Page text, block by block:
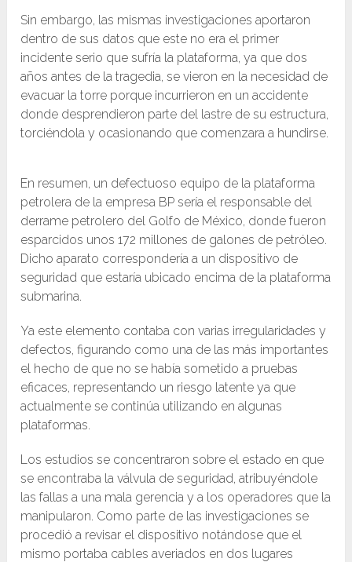
Sin embargo, las mismas investigaciones aportaron
dentro de sus datos que este no era el primer
incidente serio que sufría la plataforma, ya que dos
años antes de la tragedia, se vieron en la necesidad de
evacuar la torre porque incurrieron en un accidente
donde desprendieron parte del lastre de su estructura,
torciéndola y ocasionando que comenzara a hundirse.
En resumen, un defectuoso equipo de la plataforma
petrolera de la empresa BP sería el responsable del
derrame petrolero del Golfo de México, donde fueron
esparcidos unos 172 millones de galones de petróleo.
Dicho aparato correspondería a un dispositivo de
seguridad que estaría ubicado encima de la plataforma
submarina.
Ya este elemento contaba con varias irregularidades y
defectos, figurando como una de las más importantes
el hecho de que no se había sometido a pruebas
eficaces, representando un riesgo latente ya que
actualmente se continúa utilizando en algunas
plataformas.
Los estudios se concentraron sobre el estado en que
se encontraba la válvula de seguridad, atribuyéndole
las fallas a una mala gerencia y a los operadores que la
manipularon. Como parte de las investigaciones se
procedió a revisar el dispositivo notándose que el
mismo portaba cables averiados en dos lugares